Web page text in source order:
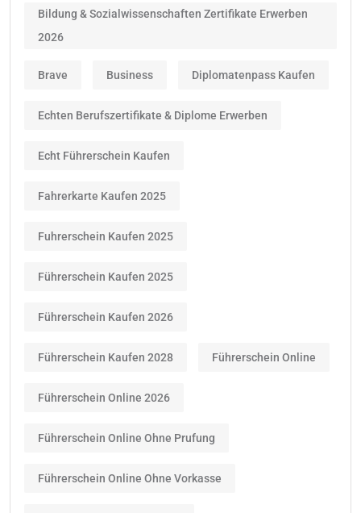
Bildung & Sozialwissenschaften Zertifikate Erwerben
2026
Brave Business Diplomatenpass Kaufen
Echten Berufszertifikate & Diplome Erwerben
Echt Führerschein Kaufen
Fahrerkarte Kaufen 2025
Fuhrerschein Kaufen 2025
Führerschein Kaufen 2025
Führerschein Kaufen 2026
Führerschein Kaufen 2028 Führerschein Online
Führerschein Online 2026
Führerschein Online Ohne Prufung
Führerschein Online Ohne Vorkasse